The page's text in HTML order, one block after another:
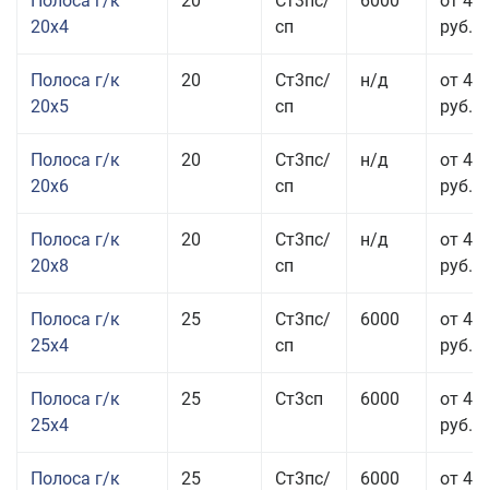
20x4
сп
руб.
Полоса г/к
20x5
20
Ст3пс/
сп
н/д
от 43
руб.
Полоса г/к
20x6
20
Ст3пс/
сп
н/д
от 45
руб.
Полоса г/к
20x8
20
Ст3пс/
сп
н/д
от 45
руб.
Полоса г/к
25x4
25
Ст3пс/
сп
6000
от 43
руб.
Полоса г/к
25x4
25 Ст3сп 6000
от 43
руб.
Полоса г/к
25
Ст3пс/
6000
от 42